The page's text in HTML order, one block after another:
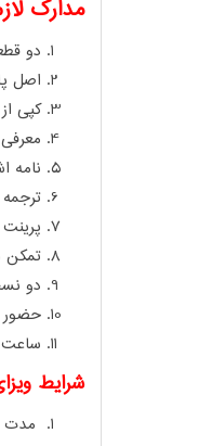
مدارک
دو قطعه عکس
اصل
کپی
نامه
پرینت حساب بانکی 3 ماه آخر مسافرین به
تمکن
دو نسخه ترجمه
حضور مسافر (حتی
ساعت
شرایط
مدت